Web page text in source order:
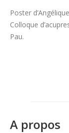
Poster
Colloque
Pau.
A propos